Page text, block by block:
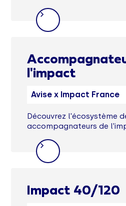
l'impact
Avise x Impact France
Découvrez l'écosystème
accompagnateurs de
Impact 40/120